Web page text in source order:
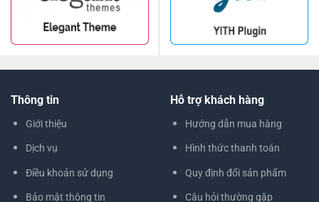
Thông tin
Giới thiệu
Dịch vụ
Điều khoản sử dụng
Bảo mật thông tin
Hỗ trợ khách hàng
Hướng dẫn mua hàng
Hình thức thanh toán
Quy định đổi sản phẩm
Câu hỏi thường gặp